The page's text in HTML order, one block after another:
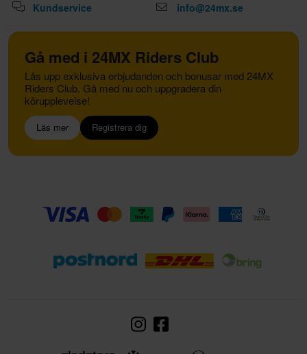
Kundservice info@24mx.se
Gå med i 24MX Riders Club
Lås upp exklusiva erbjudanden och bonusar med 24MX
Riders Club. Gå med nu och uppgradera din
körupplevelse!
Läs mer Registrera dig